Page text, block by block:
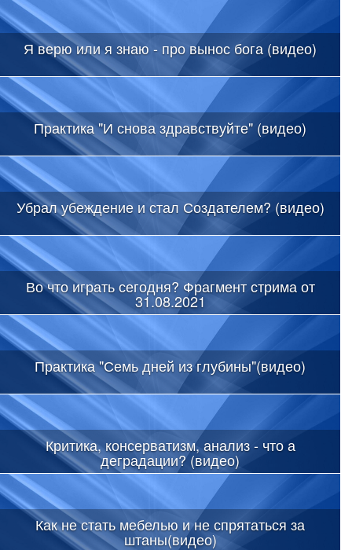
Я верю или я знаю - про вынос бога (видео)
Практика "И снова здравствуйте" (видео)
Убрал убеждение и стал Создателем? (видео)
Во что играть сегодня? Фрагмент стрима от
31.08.2021
Практика "Семь дней из глубины"(видео)
Критика, консерватизм, анализ - что а
деградации? (видео)
Как не стать мебелью и не спрятаться за
штаны(видео)